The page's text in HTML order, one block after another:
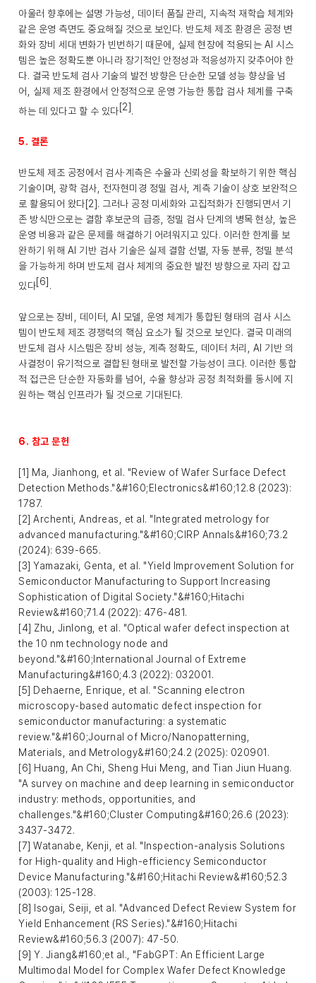
아울러 향후에는 설명 가능성, 데이터 품질 관리, 지속적 재학습 체계와
같은 운영 측면도 중요해질 것으로 보인다. 반도체 제조 환경은 공정 변
화와 장비 세대 변화가 빈번하기 때문에, 실제 현장에 적용되는 AI 시스
템은 높은 정확도뿐 아니라 장기적인 안정성과 적응성까지 갖추어야 한
다. 결국 반도체 검사 기술의 발전 방향은 단순한 모델 성능 향상을 넘
어, 실제 제조 환경에서 안정적으로 운영 가능한 통합 검사 체계를 구축
하는 데 있다고 할 수 있다[2]
5. 결론
반도체 제조 공정에서 검사·계측은 수율과 신뢰성을 확보하기 위한 핵심
기술이며, 광학 검사, 전자현미경 정밀 검사, 계측 기술이 상호 보완적으
로 활용되어 왔다[2]. 그러나 공정 미세화와 고집적화가 진행되면서 기
존 방식만으로는 결함 후보군의 급증, 정밀 검사 단계의 병목 현상, 높은
운영 비용과 같은 문제를 해결하기 어려워지고 있다. 이러한 한계를 보
완하기 위해 AI 기반 검사 기술은 실제 결함 선별, 자동 분류, 정밀 분석
을 가능하게 하며 반도체 검사 체계의 중요한 발전 방향으로 자리 잡고
있다[6] .
앞으로는 장비, 데이터, AI 모델, 운영 체계가 통합된 형태의 검사 시스
템이 반도체 제조 경쟁력의 핵심 요소가 될 것으로 보인다. 결국 미래의
반도체 검사 시스템은 장비 성능, 계측 정확도, 데이터 처리, AI 기반 의
사결정이 유기적으로 결합된 형태로 발전할 가능성이 크다. 이러한 통합
적 접근은 단순한 자동화를 넘어, 수율 향상과 공정 최적화를 동시에 지
원하는 핵심 인프라가 될 것으로 기대된다.
6. 참고 문헌
[1] Ma, Jianhong, et al. "Review of Wafer Surface Defect
Detection Methods."&#160;Electronics&#160;12.8 (2023):
1787.
[2] Archenti, Andreas, et al. "Integrated metrology for
advanced manufacturing."&#160;CIRP Annals&#160;73.2
(2024): 639-665.
[3] Yamazaki, Genta, et al. "Yield Improvement Solution for
Semiconductor Manufacturing to Support Increasing
Sophistication of Digital Society."&#160;Hitachi
Review&#160;71.4 (2022): 476-481.
[4] Zhu, Jinlong, et al. "Optical wafer defect inspection at
the 10 nm technology node and
beyond."&#160;International Journal of Extreme
Manufacturing&#160;4.3 (2022): 032001.
[5] Dehaerne, Enrique, et al. "Scanning electron
microscopy-based automatic defect inspection for
semiconductor manufacturing: a systematic
review."&#160;Journal of Micro/Nanopatterning,
Materials, and Metrology&#160;24.2 (2025): 020901.
[6] Huang, An Chi, Sheng Hui Meng, and Tian Jiun Huang.
"A survey on machine and deep learning in semiconductor
industry: methods, opportunities, and
challenges."&#160;Cluster Computing&#160;26.6 (2023):
3437-3472.
[7] Watanabe, Kenji, et al. "Inspection-analysis Solutions
for High-quality and High-efficiency Semiconductor
Device Manufacturing."&#160;Hitachi Review&#160;52.3
(2003): 125-128.
[8] Isogai, Seiji, et al. "Advanced Defect Review System for
Yield Enhancement (RS Series)."&#160;Hitachi
Review&#160;56.3 (2007): 47-50.
[9] Y. Jiang&#160;et al., "FabGPT: An Efficient Large
Multimodal Model for Complex Wafer Defect Knowledge